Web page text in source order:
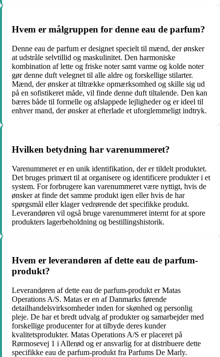
Hvem er målgruppen for denne eau de parfum?
Denne eau de parfum er designet specielt til mænd, der ønsker
at udstråle selvtillid og maskulinitet. Den harmoniske
kombination af lette og friske noter samt varme og kolde noter
gør denne duft velegnet til alle aldre og forskellige stilarter.
Mænd, der ønsker at tiltrække opmærksomhed og skille sig ud
på en sofistikeret måde, vil finde denne duft tiltalende. Den kan
bæres både til formelle og afslappede lejligheder og er ideel til
enhver mand, der ønsker at efterlade et uforglemmeligt indtryk.
Hvilken betydning har varenummeret?
Varenummeret er en unik identifikation, der er tildelt produktet.
Det bruges primært til at organisere og identificere produkter i et
system. For forbrugere kan varenummeret være nyttigt, hvis de
ønsker at finde det samme produkt igen eller hvis de har
spørgsmål eller klager vedrørende det specifikke produkt.
Leverandøren vil også bruge varenummeret internt for at spore
produkters lagerbeholdning og bestillingshistorik.
Hvem er leverandøren af dette eau de parfum-
produkt?
Leverandøren af dette eau de parfum-produkt er Matas
Operations A/S. Matas er en af ​​Danmarks førende
detailhandelsvirksomheder inden for skønhed og personlig
pleje. De har et bredt udvalg af produkter og samarbejder med
forskellige producenter for at tilbyde deres kunder
kvalitetsprodukter. Matas Operations A/S er placeret på
Rørmosevej 1 i Allerød og er ansvarlig for at distribuere dette
specifikke eau de parfum-produkt fra Parfums De Marly.